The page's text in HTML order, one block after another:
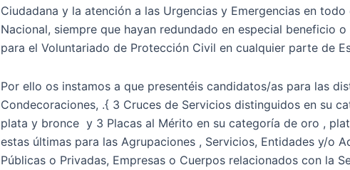
Ciudadana y la atención a las Urgencias y Emergencias en
Nacional, siempre que hayan redundado en especial beneficio
para el Voluntariado de Protección Civil en cualquier parte de
Por ello os instamos a que presentéis candidatos/as para las
Condecoraciones, .{ 3 Cruces de Servicios distinguidos en su
plata y bronce y 3 Placas al Mérito en su categoría de oro ,
estas últimas para las Agrupaciones , Servicios, Entidades y/o
Públicas o Privadas, Empresas o Cuerpos relacionados con la